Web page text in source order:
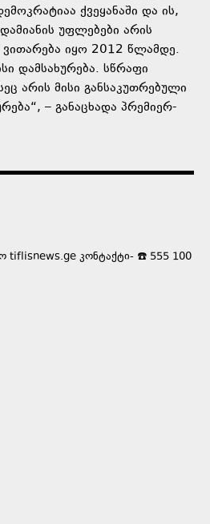
ქვეყანაში და ის,
უფლებები არის
იყო 2012 წლამდე.
დამსახურება. სწრაფი
არის მისი განსაკუთრებული
– განაცხადა პრემიერ-
tiflisnews.ge კონტაქტი- ☎️ 555 100